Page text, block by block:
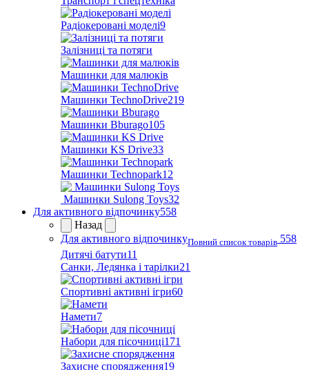
Радіокеровані моделі9
Залізниці та потяги
Машинки для малюків
Машинки TechnoDrive219
Машинки Bburago105
Машинки KS Drive33
Машинки Technopark12
Машинки Sulong Toys32
Для активного відпочинку558
Назад
Для активного відпочинкуПовний список товарів 558
Дитячі батути11
Санки, Ледянка і тарілки21
Спортивні активні ігри60
Намети7
Набори для пісочниці171
Захисне спорядження19